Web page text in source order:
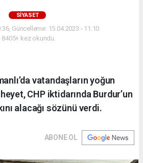
SİYASET
Güncelleme: 15.04.2023 - 11:10
8405+ kez okundu.
vatandaşların yoğun
CHP iktidarında Burdur’un
alacağı sözünü verdi.
ABONE OL